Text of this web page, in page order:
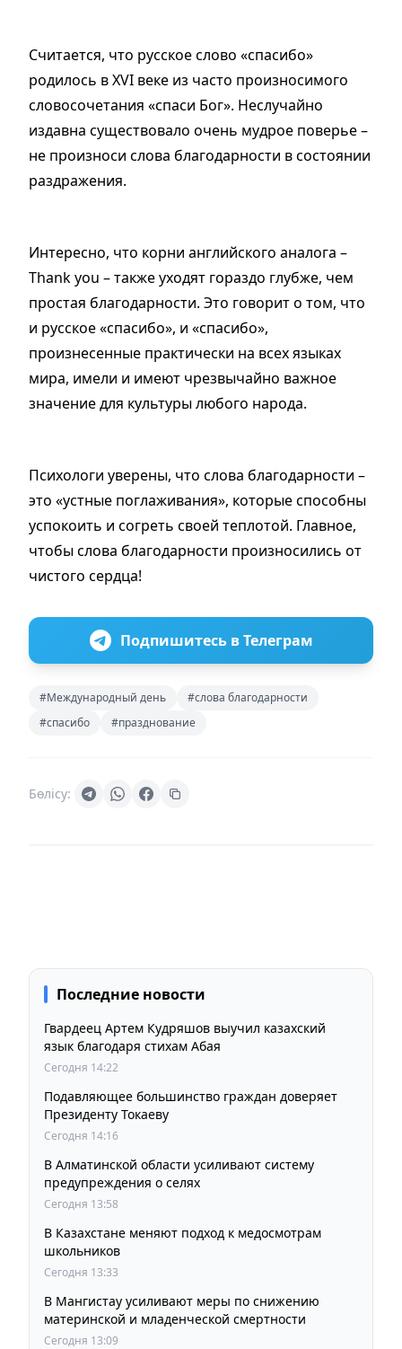
Считается, что русское слово «спасибо»
родилось в XVI веке из часто произносимого
словосочетания «спаси Бог». Неслучайно
издавна существовало очень мудрое поверье –
не произноси слова благодарности в состоянии
раздражения.
Интересно, что корни английского аналога –
Тhank you – также уходят гораздо глубже, чем
простая благодарности. Это говорит о том, что
и русское «спасибо», и «спасибо»,
произнесенные практически на всех языках
мира, имели и имеют чрезвычайно важное
значение для культуры любого народа.
Психологи уверены, что слова благодарности –
это «устные поглаживания», которые способны
успокоить и согреть своей теплотой. Главное,
чтобы слова благодарности произносились от
чистого сердца!
Подпишитесь в Телеграм
#Международный день
#слова благодарности
#спасибо
#празднование
Бөлісу:
Последние новости
Гвардеец Артем Кудряшов выучил казахский
язык благодаря стихам Абая
Сегодня 14:22
Подавляющее большинство граждан доверяет
Президенту Токаеву
Сегодня 14:16
В Алматинской области усиливают систему
предупреждения о селях
Сегодня 13:58
В Казахстане меняют подход к медосмотрам
школьников
Сегодня 13:33
В Мангистау усиливают меры по снижению
материнской и младенческой смертности
Сегодня 13:09